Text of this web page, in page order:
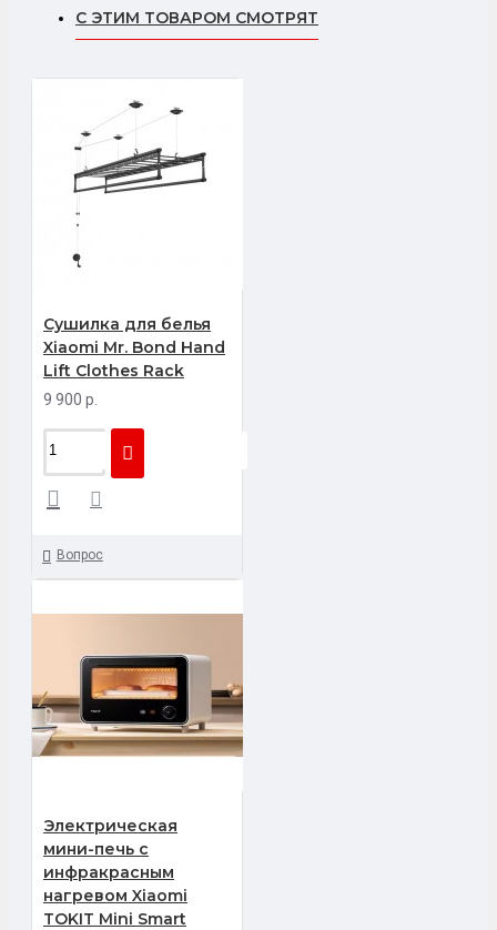
С ЭТИМ ТОВАРОМ СМОТРЯТ
Сушилка для белья
Xiaomi Mr. Bond Hand
Lift Clothes Rack
9 900 р.
Вопрос
Электрическая
мини-печь с
инфракрасным
нагревом Xiaomi
TOKIT Mini Smart